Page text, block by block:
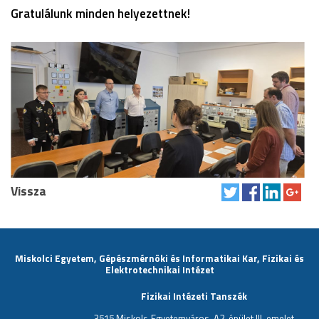
Gratulálunk minden helyezettnek!
Vissza
Miskolci Egyetem, Gépészmérnöki és Informatikai Kar, Fizikai és
Elektrotechnikai Intézet
Fizikai Intézeti Tanszék